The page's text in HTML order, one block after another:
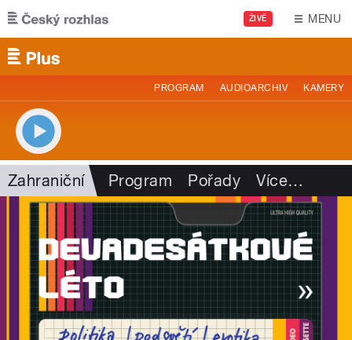
Přejít k hlavnímu obsahu
ŽIVĚ MENU
PROGRAM AUDIOARCHIV KAMERY
Zahraniční Program Pořady Více…